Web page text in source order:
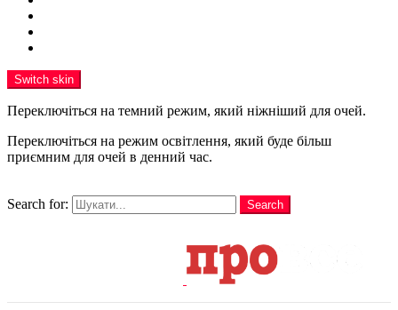
Switch skin
Переключіться на темний режим, який ніжніший для очей.
Переключіться на режим освітлення, який буде більш
приємним для очей в денний час.
Search for:
Search